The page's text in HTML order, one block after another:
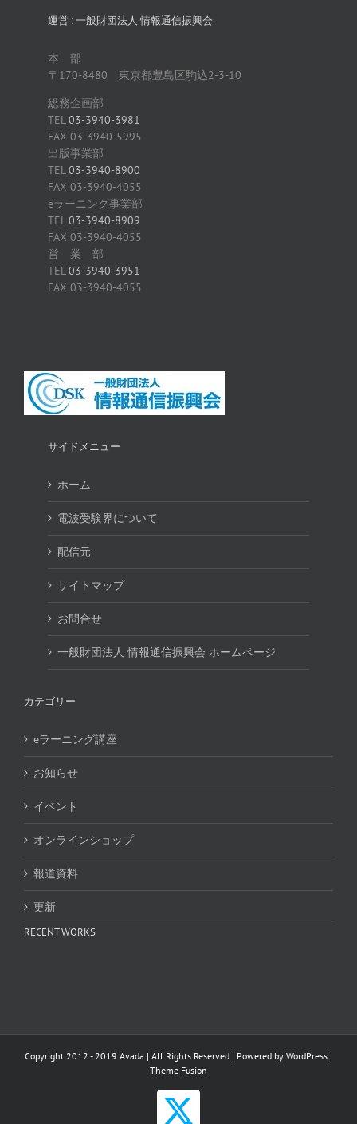
運営 : 一般財団法人 情報通信振興会
本 部
〒170-8480 東京都豊島区駒込2-3-10
総務企画部
TEL03-3940-3981
FAX 03-3940-5995
出版事業部
TEL03-3940-8900
FAX 03-3940-4055
eラーニング事業部
TEL03-3940-8909
FAX 03-3940-4055
営 業 部
TEL03-3940-3951
FAX 03-3940-4055
サイドメニュー
ホーム
電波受験界について
配信元
サイトマップ
お問合せ
一般財団法人 情報通信振興会 ホームページ
カテゴリー
eラーニング講座
お知らせ
イベント
オンラインショップ
報道資料
更新
RECENT WORKS
Copyright 2012 - 2019 Avada | All Rights Reserved | Powered by WordPress |
Theme Fusion